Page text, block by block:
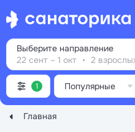
Главная
Выберите направление
22 сент – 1 окт
2
1 Популярные